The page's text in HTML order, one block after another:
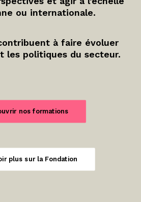
ou internationale.
à faire évoluer
les politiques du secteur.
nos formations
plus sur la Fondation